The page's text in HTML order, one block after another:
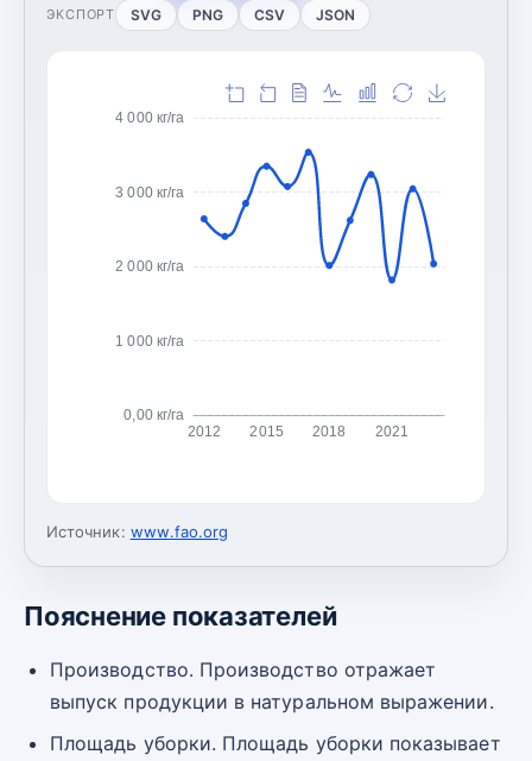
ЭКСПОРТ SVG PNG CSV JSON
0,00 кг/га
1 000 кг/га
2 000 кг/га
3 000 кг/га
4 000 кг/га
2012 2015 2018 2021
Источник: www.fao.org
Пояснение показателей
Производство. Производство отражает
выпуск продукции в натуральном выражении.
Площадь уборки. Площадь уборки показывает